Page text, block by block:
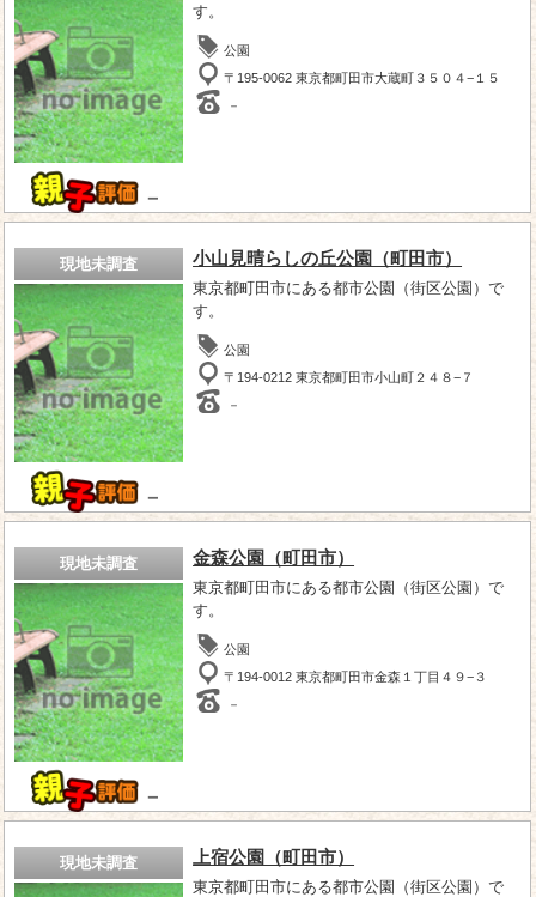
－
す。
公園
〒195-0062 東京都町田市大蔵町３５０４−１５
－
現地未調査
－
小山見晴らしの丘公園（町田市）
東京都町田市にある都市公園（街区公園）で
す。
公園
〒194-0212 東京都町田市小山町２４８−７
－
現地未調査
－
金森公園（町田市）
東京都町田市にある都市公園（街区公園）で
す。
公園
〒194-0012 東京都町田市金森１丁目４９−３
－
現地未調査 上宿公園（町田市）
東京都町田市にある都市公園（街区公園）で